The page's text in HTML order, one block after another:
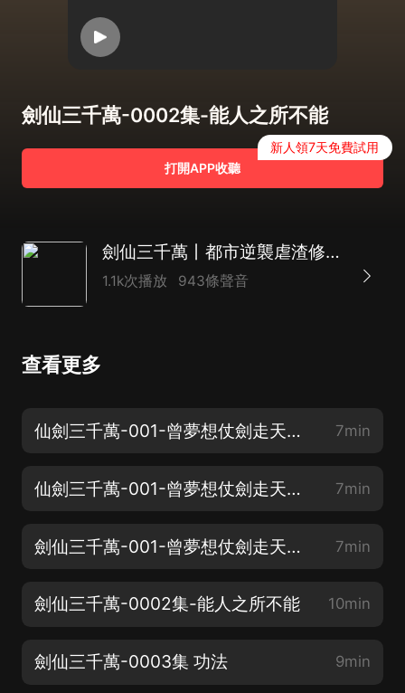
劍仙三千萬-0002集-能人之所不能
打開APP收聽
新人領7天免費試用
劍仙三千萬丨都市逆襲虐渣修仙爽文丨熱血丨輕鬆丨多人精品丨吞噬星空
1.1k次播放 943條聲音
查看更多
仙劍三千萬-001-曾夢想仗劍走天涯（上） 7min
仙劍三千萬-001-曾夢想仗劍走天涯（中） 7min
劍仙三千萬-001-曾夢想仗劍走天涯（下） 7min
劍仙三千萬-0002集-能人之所不能 10min
劍仙三千萬-0003集 功法 9min